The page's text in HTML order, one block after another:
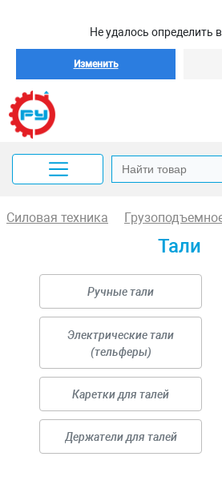
Не удалось определить
Изменить
Силовая техника
Тали
Ручные тали
Электрические тали
(тельферы)
Каретки для талей
Держатели для талей